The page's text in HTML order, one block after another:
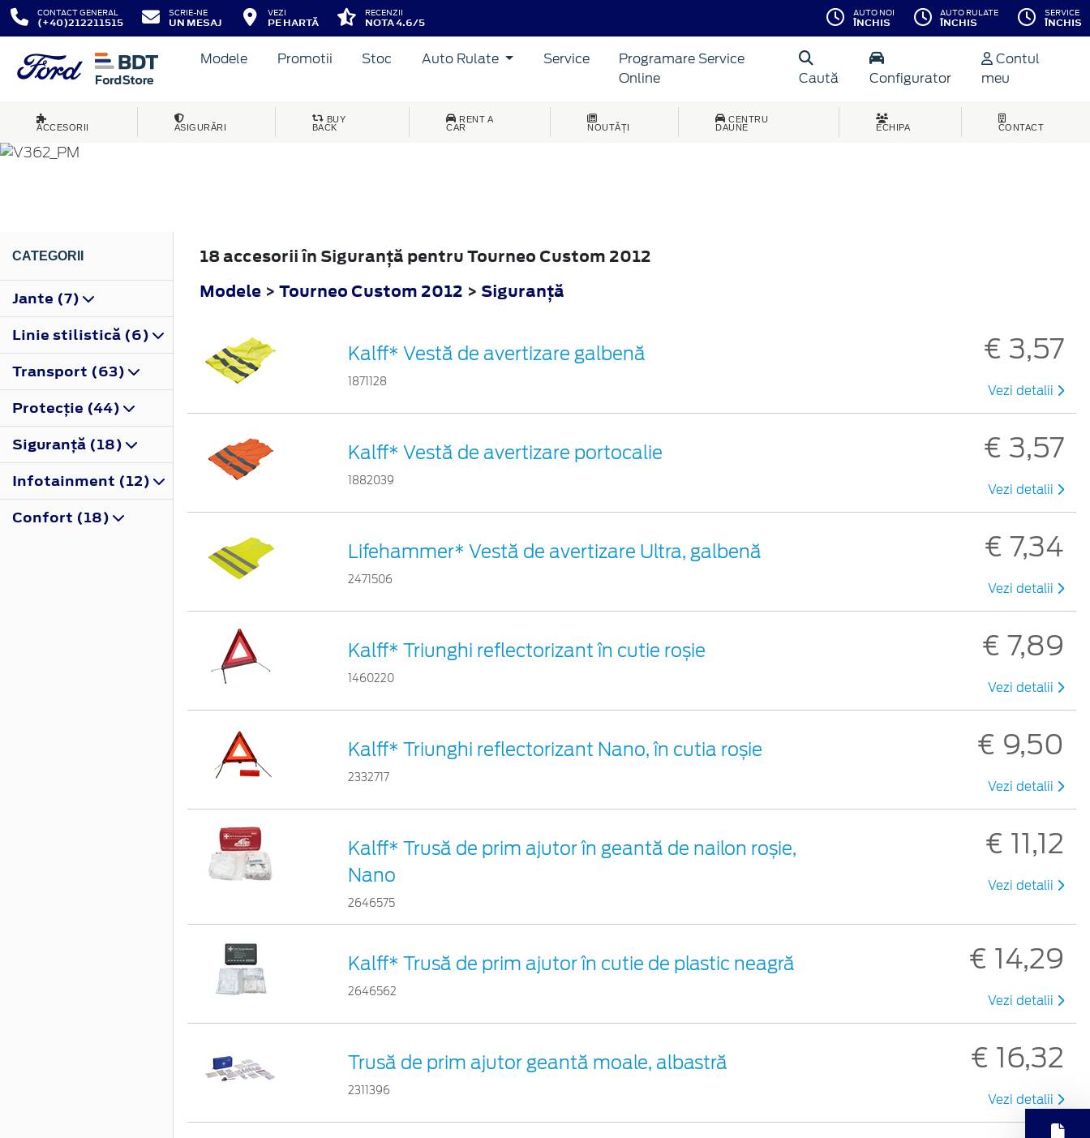
CONTACT GENERAL
(+40)212211515
SCRIE-NE
UN MESAJ
VEZI
PE HARTĂ
RECENZII
NOTA 4.6/5
AUTO NOI
ÎNCHIS
AUTO RULATE
ÎNCHIS
SERVICE
ÎNCHIS
Modele Promotii Stoc Auto Rulate Service
Programare Service
Online
Caută Configurator
Contul
meu
ACCESORII ASIGURĂRI
BUY
BACK
RENT A
CAR
NOUTĂȚI
CENTRU
DAUNE
ECHIPA CONTACT
TOURNEO CUSTOM
CATEGORII
Jante (7)
Linie stilistică (6)
Transport (63)
Protecţie (44)
Siguranţă (18)
Infotainment (12)
Confort (18)
18 accesorii în Siguranţă pentru Tourneo Custom 2012
Modele > Tourneo Custom 2012 > Siguranţă
Kalff* Vestă de avertizare galbenă
1871128
€ 3,57
Vezi detalii
Kalff* Vestă de avertizare portocalie
1882039
€ 3,57
Vezi detalii
Lifehammer* Vestă de avertizare Ultra, galbenă
2471506
€ 7,34
Vezi detalii
Kalff* Triunghi reflectorizant în cutie roșie
1460220
€ 7,89
Vezi detalii
Kalff* Triunghi reflectorizant Nano, în cutia roșie
2332717
€ 9,50
Vezi detalii
Kalff* Trusă de prim ajutor în geantă de nailon roșie,
Nano
2646575
€ 11,12
Vezi detalii
Kalff* Trusă de prim ajutor în cutie de plastic neagră
2646562
€ 14,29
Vezi detalii
Trusă de prim ajutor geantă moale, albastră
2311396
€ 16,32
Vezi detalii